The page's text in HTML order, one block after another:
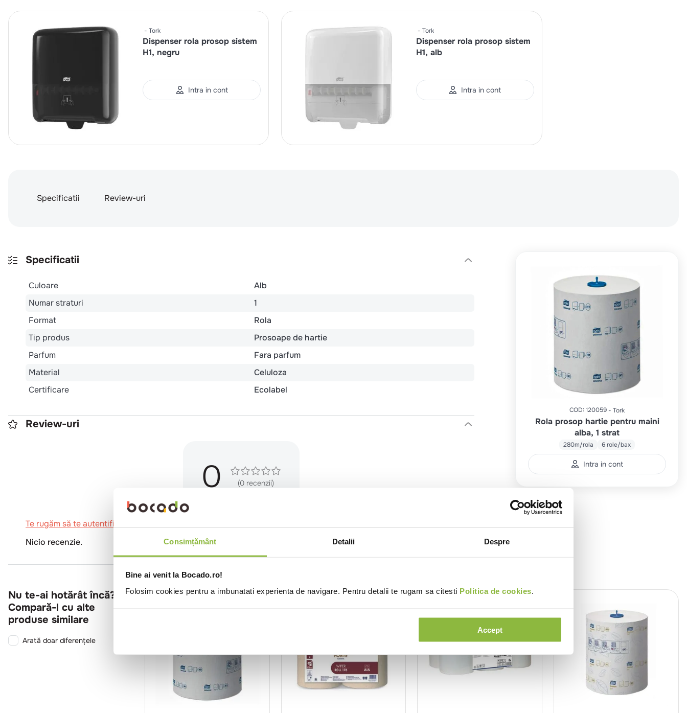
Consimțământ Detalii Despre
Bine ai venit la Bocado.ro!
Folosim cookies pentru a imbunatati experienta de navigare. Pentru detalii te rugam sa citesti Politica de cookies.
Accept
Tork
Dispenser rola prosop sistem
H1, negru
Intra in cont
Tork
Dispenser rola prosop sistem
H1, alb
Intra in cont
Specificatii Review-uri
Specificatii
Culoare
Alb
Numar straturi
1
Format
Rola
Tip produs
Prosoape de hartie
Parfum
Fara parfum
Material
Celuloza
Certificare
Ecolabel
Review-uri
0 (0 recenzii)
Te rugăm să te autentifici pentru a scrie o recenzie.
Nicio recenzie.
COD: 120059 Tork
Rola prosop hartie pentru maini
alba, 1 strat
280m/rola 6 role/bax
Intra in cont
Nu te-ai hotărât încă?
Compară-l cu alte
produse similare
Arată doar diferențele